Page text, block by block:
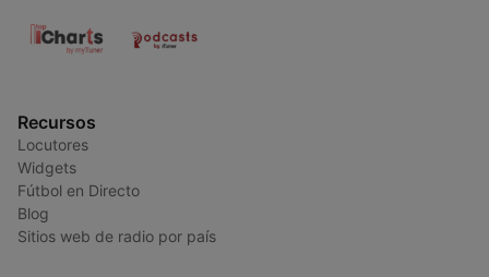
Recursos
Locutores
Widgets
Fútbol en Directo
Blog
Sitios web de radio por país